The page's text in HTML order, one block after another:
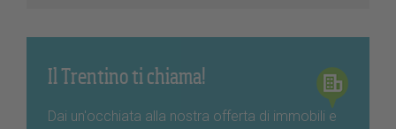
Il Trentino ti chiama!
Dai un'occhiata alla nostra offerta di immobili e